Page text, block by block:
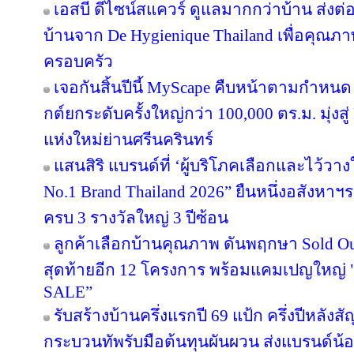
เอสบี ดีไซน์สแควร์ ดูแลมากกว่าบ้าน ส่ง
บ้านจาก De Hygienique Thailand เพื่อคุณ
ครอบครัว
เจอกันสิ้นปีนี้ MyScape คืบหน้าตามกำหน
กต์ยกระดับครั้งใหญ่กว่า 100,000 ตร.ม. มุ่งสู่
แห่งใหม่ย่านศรีนครินทร์
แสนสิริ แบรนด์ที่ ‘ผู้บริโภคเลือกและไว้วาง
No.1 Brand Thailand 2026” ยืนหนึ่งอสังหา
ครบ 3 รางวัลใหญ่ 3 ปีซ้อน
ลูกค้าเลือกบ้านคุณภาพ ดันพฤกษา Sold
สุดท้ายอีก 12 โครงการ พร้อมแคมเปญใหญ่
SALE”
รับสร้างบ้านครึ่งแรกปี 69 แป้ก ครึ่งปีหลั
กระบวนทัพรับมือต้นทุนผันผวน ส่งแบรนด์น้